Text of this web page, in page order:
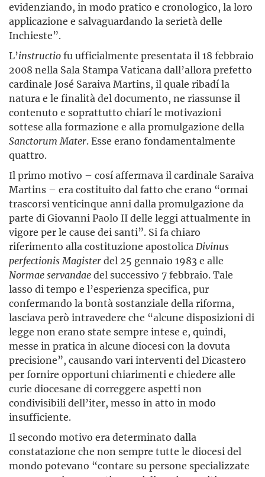
evidenziando, in modo pratico e cronologico, la loro
applicazione e salvaguardando la serietà delle
Inchieste”.
L’instructiofu ufficialmente presentata il 18 febbraio
2008 nella Sala Stampa Vaticana dall’allora prefetto
cardinale José Saraiva Martins, il quale ribadí la
natura e le finalità del documento, ne riassunse il
contenuto e soprattutto chiarí le motivazioni
sottese alla formazione e alla promulgazione della
Sanctorum Mater. Esse erano fondamentalmente
quattro.
Il primo motivo – cosí affermava il cardinale Saraiva
Martins – era costituito dal fatto che erano “ormai
trascorsi venticinque anni dalla promulgazione da
parte di Giovanni Paolo II delle leggi attualmente in
vigore per le cause dei santi”. Si fa chiaro
riferimento alla costituzione apostolica Divinus
perfectionis Magisterdel 25 gennaio 1983 e alle
Normae servandaedel successivo 7 febbraio. Tale
lasso di tempo e l’esperienza specifica, pur
confermando la bontà sostanziale della riforma,
lasciava però intravedere che “alcune disposizioni di
legge non erano state sempre intese e, quindi,
messe in pratica in alcune diocesi con la dovuta
precisione”, causando vari interventi del Dicastero
per fornire opportuni chiarimenti e chiedere alle
curie diocesane di correggere aspetti non
condivisibili dell’iter, messo in atto in modo
insufficiente.
Il secondo motivo era determinato dalla
constatazione che non sempre tutte le diocesi del
mondo potevano “contare su persone specializzate